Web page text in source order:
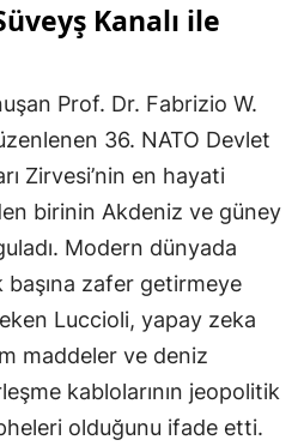
Kanalı ile
Prof. Dr. Fabrizio W.
36. NATO Devlet
Zirvesi’nin en hayati
birinin Akdeniz ve güney
Modern dünyada
zafer getirmeye
Luccioli, yapay zeka
maddeler ve deniz
kablolarının jeopolitik
olduğunu ifade etti.